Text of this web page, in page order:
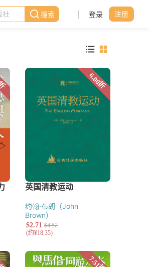
登录 注册
约翰·布朗（John
Brown）